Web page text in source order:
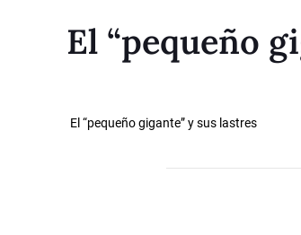
El “pequeño
El “pequeño gigante” y sus lastres